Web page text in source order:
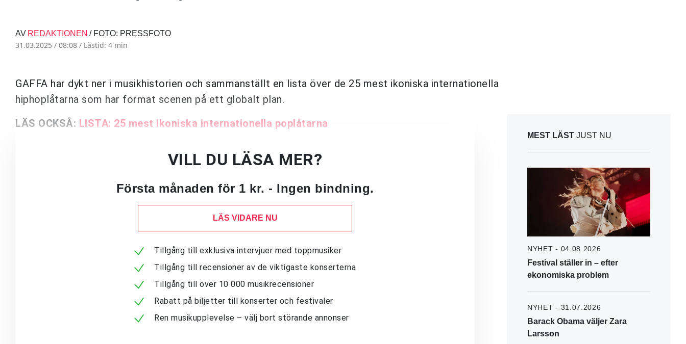
AV REDAKTIONEN / FOTO: PRESSFOTO
31.03.2025 / 08:08 / Lästid: 4 min
GAFFA har dykt ner i musikhistorien och sammanställt en lista över de 25 mest ikoniska internationella
hiphoplåtarna som har format scenen på ett globalt plan.
LÄS OCKSÅ: LISTA: 25 mest ikoniska internationella poplåtarna
VILL DU LÄSA MER?
Första månaden för 1 kr. - Ingen bindning.
LÄS VIDARE NU
Tillgång till exklusiva intervjuer med toppmusiker
Tillgång till recensioner av de viktigaste konserterna
Tillgång till över 10 000 musikrecensioner
Rabatt på biljetter till konserter och festivaler
Ren musikupplevelse – välj bort störande annonser
MEST LÄST JUST NU
NYHET - 04.08.2026
Festival ställer in – efter
ekonomiska problem
NYHET - 31.07.2026
Barack Obama väljer Zara
Larsson